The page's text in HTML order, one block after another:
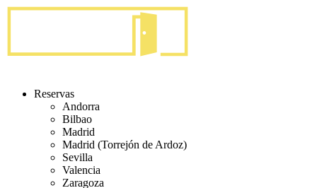
Reservas
Andorra
Bilbao
Madrid
Madrid (Torrejón de Ardoz)
Sevilla
Valencia
Zaragoza